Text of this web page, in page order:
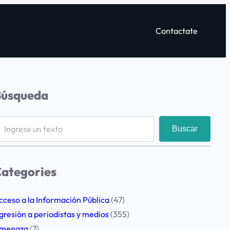
Contactate
Buscar
a la Información Pública(47)
a periodistas y medios(355)